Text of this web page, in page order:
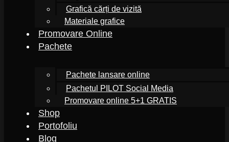
Grafică cărți de vizită
Materiale grafice
Promovare Online
Pachete
Pachete lansare online
Pachetul PILOT Social Media
Promovare online 5+1 GRATIS
Shop
Portofoliu
Blog